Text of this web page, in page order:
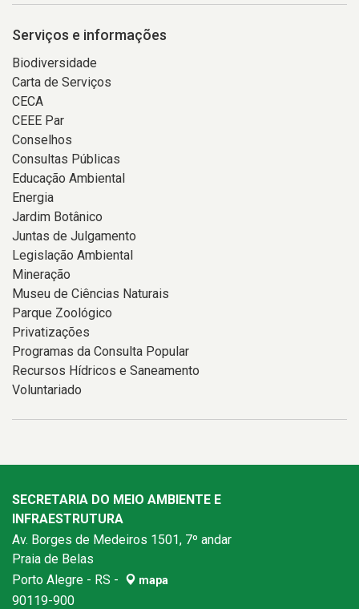
Serviços e informações
Biodiversidade
Carta de Serviços
CECA
CEEE Par
Conselhos
Consultas Públicas
Educação Ambiental
Energia
Jardim Botânico
Juntas de Julgamento
Legislação Ambiental
Mineração
Museu de Ciências Naturais
Parque Zoológico
Privatizações
Programas da Consulta Popular
Recursos Hídricos e Saneamento
Voluntariado
SECRETARIA DO MEIO AMBIENTE E
INFRAESTRUTURA
Av. Borges de Medeiros 1501, 7º andar
Praia de Belas
Porto Alegre - RS -
mapa
90119-900